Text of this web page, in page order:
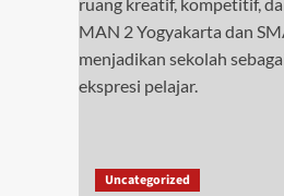
Uncategorized